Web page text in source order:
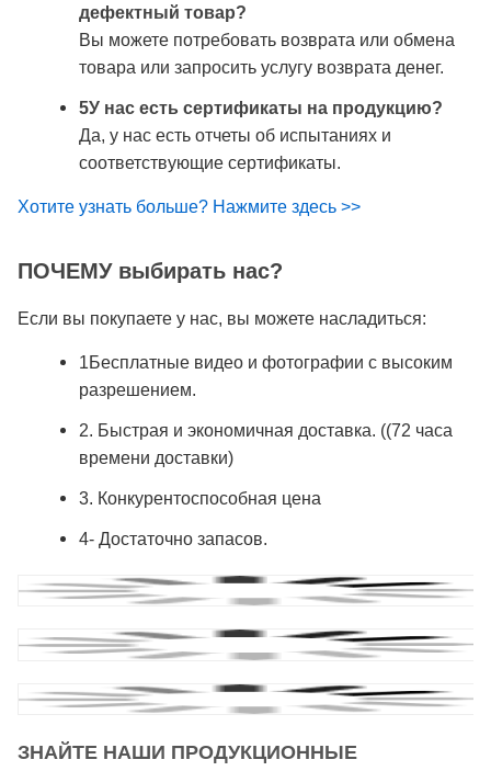
дефектный товар?
Вы можете потребовать возврата или обмена
товара или запросить услугу возврата денег.
5У нас есть сертификаты на продукцию?
Да, у нас есть отчеты об испытаниях и
соответствующие сертификаты.
Хотите узнать больше? Нажмите здесь >>
ПОЧЕМУ выбирать нас?
Если вы покупаете у нас, вы можете насладиться:
1Бесплатные видео и фотографии с высоким
разрешением.
2. Быстрая и экономичная доставка. ((72 часа
времени доставки)
3. Конкурентоспособная цена
4- Достаточно запасов.
ЗНАЙТЕ НАШИ ПРОДУКЦИОННЫЕ